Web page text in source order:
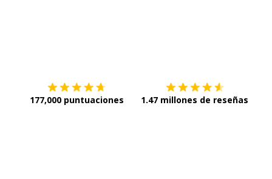
177,000 puntuaciones 1.47 millones de reseñas